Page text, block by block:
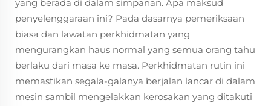
yang berada di dalam simpanan. Apa maksud
penyelenggaraan ini? Pada dasarnya pemeriksaan
biasa dan lawatan perkhidmatan yang
mengurangkan haus normal yang semua orang tahu
berlaku dari masa ke masa. Perkhidmatan rutin ini
memastikan segala-galanya berjalan lancar di dalam
mesin sambil mengelakkan kerosakan yang ditakuti